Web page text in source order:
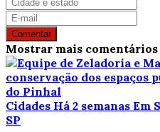
Comentar
Mostrar mais comentários
Cidades Há 2 semanas Em
SP